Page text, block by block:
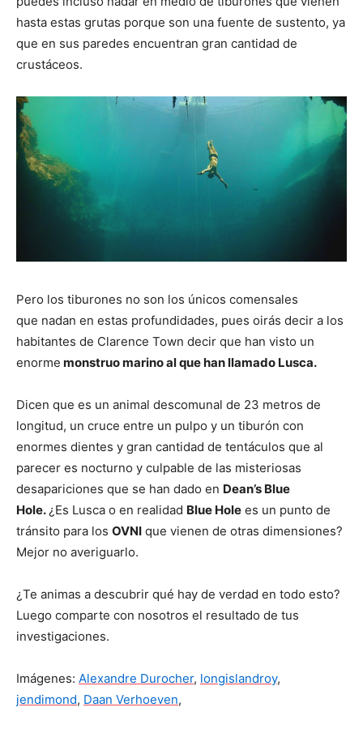
hasta estas grutas porque son una fuente de sustento, ya
que en sus paredes encuentran gran cantidad de
crustáceos.
Pero los tiburones no son los únicos comensales
que nadan en estas profundidades, pues oirás decir a los
habitantes de Clarence Town decir que han visto un
enorme monstruo marino al que han llamado Lusca.
Dicen que es un animal descomunal de 23 metros de
longitud, un cruce entre un pulpo y un tiburón con
enormes dientes y gran cantidad de tentáculos que al
parecer es nocturno y culpable de las misteriosas
desapariciones que se han dado en Dean’s Blue
Hole.¿Es Lusca o en realidad Blue Hole es un punto de
tránsito para los OVNI que vienen de otras dimensiones?
Mejor no averiguarlo.
¿Te animas a descubrir qué hay de verdad en todo esto?
Luego comparte con nosotros el resultado de tus
investigaciones.
Imágenes: Alexandre Durocher, longislandroy,
jendimond, Daan Verhoeven,